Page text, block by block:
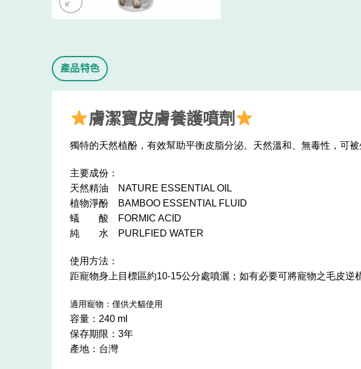
產品特色
膚潔寶皮膚養護噴劑
獨特的天然植酚，有效幫助平衡皮脂分泌。天然溫和、無毒性，可被
主要成份：
天然精油 NATURE ESSENTIAL OIL
植物淨酚 BAMBOO ESSENTIAL FLUID
蟻 酸 FORMIC ACID
純 水 PURLFIED WATER
使用方法：
距寵物身上目標區約10-15公分處噴灑；如有必要可將寵物之毛皮逆
適用寵物：僅供犬貓使用
容量：240 ml
保存期限：3年
產地：台灣